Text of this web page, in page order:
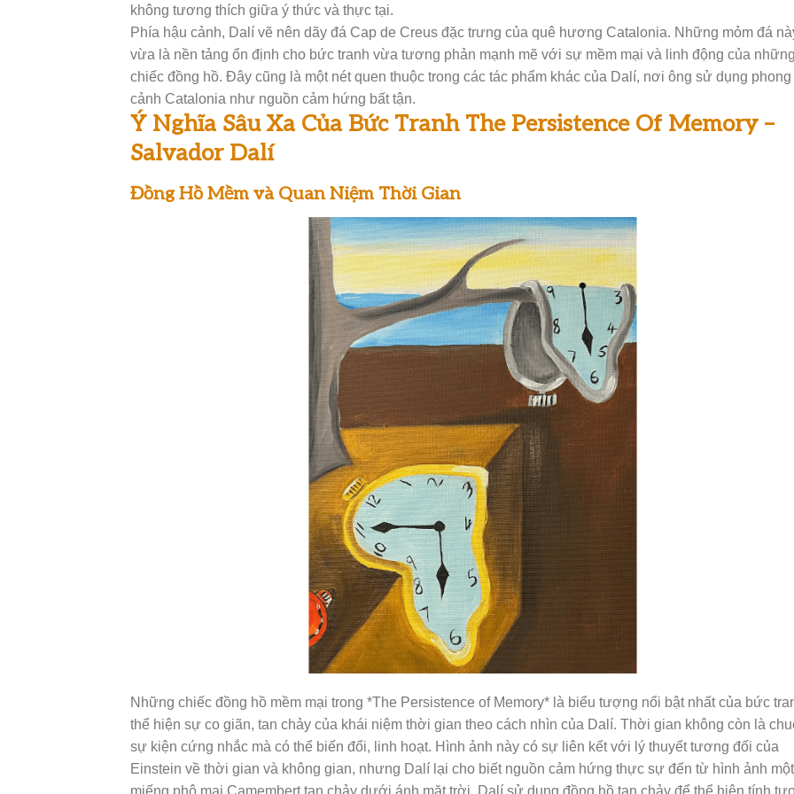
không tương thích giữa ý thức và thực tại.
Phía hậu cảnh, Dalí vẽ nên dãy đá Cap de Creus đặc trưng của quê hương Catalonia. Những mỏm đá
vừa là nền tảng ổn định cho bức tranh vừa tương phản mạnh mẽ với sự mềm mại và linh động của
chiếc đồng hồ. Đây cũng là một nét quen thuộc trong các tác phẩm khác của Dalí, nơi ông sử dụng phong
cảnh Catalonia như nguồn cảm hứng bất tận.
Ý Nghĩa Sâu Xa Của Bức Tranh The Persistence Of Memory –
Salvador Dalí
Đồng Hồ Mềm và Quan Niệm Thời Gian
Những chiếc đồng hồ mềm mại trong *The Persistence of Memory* là biểu tượng nổi bật nhất của bức
thể hiện sự co giãn, tan chảy của khái niệm thời gian theo cách nhìn của Dalí. Thời gian không còn là
sự kiện cứng nhắc mà có thể biến đổi, linh hoạt. Hình ảnh này có sự liên kết với lý thuyết tương đối của
Einstein về thời gian và không gian, nhưng Dalí lại cho biết nguồn cảm hứng thực sự đến từ hình ảnh một